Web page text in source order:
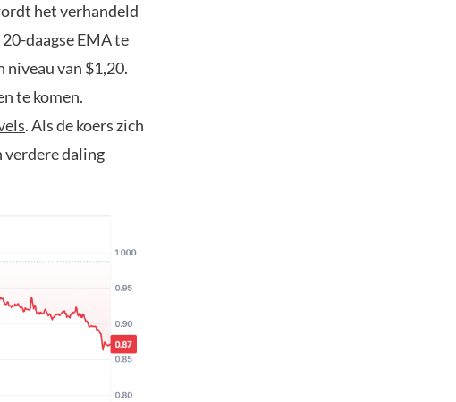
het verhandeld
daagse EMA te
van $1,20.
te komen.
. Als de koers zich
verdere daling